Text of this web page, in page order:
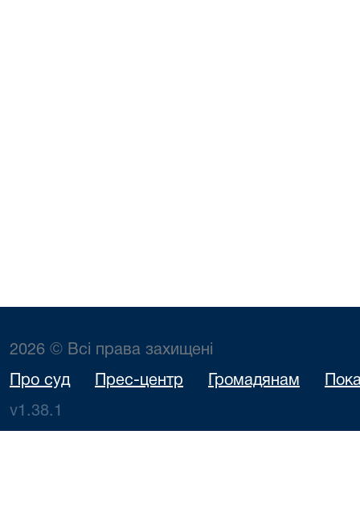
2026 © Всі права захищені
Про суд Прес-центр Громадянам
v1.38.1